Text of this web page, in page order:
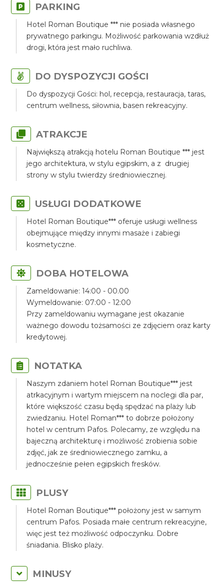
PARKING
Hotel Roman Boutique *** nie posiada własnego
prywatnego parkingu. Możliwość parkowania wzdłuż
drogi, która jest mało ruchliwa.
DO DYSPOZYCJI GOŚCI
Do dyspozycji Gości: hol, recepcja, restauracja, taras,
centrum wellness, siłownia, basen rekreacyjny.
ATRAKCJE
Największą atrakcją hotelu Roman Boutique *** jest
jego architektura, w stylu egipskim, a z drugiej
strony w stylu twierdzy średniowiecznej.
USŁUGI DODATKOWE
Hotel Roman Boutique*** oferuje usługi wellness
obejmujące między innymi masaże i zabiegi
kosmetyczne.
DOBA HOTELOWA
Zameldowanie: 14:00 - 00.00
Wymeldowanie: 07:00 - 12:00
Przy zameldowaniu wymagane jest okazanie
ważnego dowodu tożsamości ze zdjęciem oraz karty
kredytowej.
NOTATKA
Naszym zdaniem hotel Roman Boutique*** jest
atrkacyjnym i wartym miejscem na noclegi dla par,
które większość czasu będą spędzać na plaży lub
zwiedzaniu. Hotel Roman*** to dobrze położony
hotel w centrum Pafos. Polecamy, ze względu na
bajeczną architekturę i możliwość zrobienia sobie
zdjęć, jak ze średniowiecznego zamku, a
jednocześnie pełen egipskich fresków.
PLUSY
Hotel Roman Boutique*** położony jest w samym
centrum Pafos. Posiada małe centrum rekreacyjne,
więc jest też możliwość odpoczynku. Dobre
śniadania. Blisko plaży.
MINUSY